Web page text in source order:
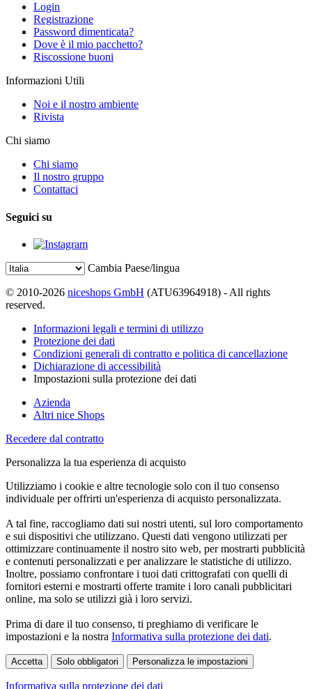
Login
Registrazione
Password dimenticata?
Dove è il mio pacchetto?
Riscossione buoni
Informazioni Utili
Noi e il nostro ambiente
Rivista
Chi siamo
Chi siamo
Il nostro gruppo
Contattaci
Seguici su
Cambia Paese/lingua
© 2010-2026 niceshops GmbH (ATU63964918) - All rights
reserved.
Informazioni legali e termini di utilizzo
Protezione dei dati
Condizioni generali di contratto e politica di cancellazione
Dichiarazione di accessibilità
Impostazioni sulla protezione dei dati
Azienda
Altri nice Shops
Recedere dal contratto
Personalizza la tua esperienza di acquisto
Utilizziamo i cookie e altre tecnologie solo con il tuo consenso
individuale per offrirti un'esperienza di acquisto personalizzata.
A tal fine, raccogliamo dati sui nostri utenti, sul loro comportamento
e sui dispositivi che utilizzano. Questi dati vengono utilizzati per
ottimizzare continuamente il nostro sito web, per mostrarti pubblicità
e contenuti personalizzati e per analizzare le statistiche di utilizzo.
Inoltre, possiamo confrontare i tuoi dati crittografati con quelli di
fornitori esterni e mostrarti offerte tramite i loro canali pubblicitari
online, ma solo se utilizzi già i loro servizi.
Prima di dare il tuo consenso, ti preghiamo di verificare le
impostazioni e la nostra Informativa sulla protezione dei dati.
Accetta Solo obbligatori Personalizza le impostazioni
Informativa sulla protezione dei dati